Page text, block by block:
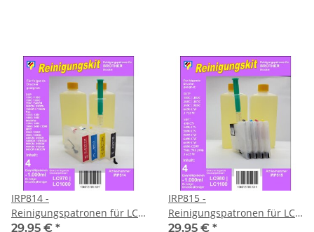
IRP814 -
Reinigungspatronen für LC-
1000 + 1 Liter
29,95 € *
IRP815 -
Reinigungspatronen für LC-
1100 + 1 Liter
29,95 € *